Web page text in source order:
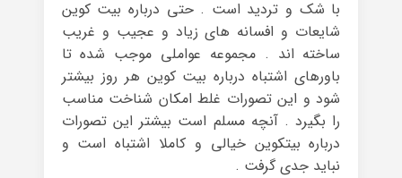
با شک و تردید است . حتی درباره بیت کوین
شایعات و افسانه های زیاد و عجیب و غریب
ساخته اند . مجموعه عواملی موجب شده تا
باورهای اشتباه درباره بیت کوین هر روز بیشتر
شود و این تصورات غلط امکان شناخت مناسب
را بگیرد . آنچه مسلم است بیشتر این تصورات
درباره بیتکوین خیالی و کاملا اشتباه است و
نباید جدی گرفت .